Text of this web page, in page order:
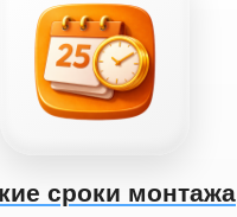
сроки монтажа